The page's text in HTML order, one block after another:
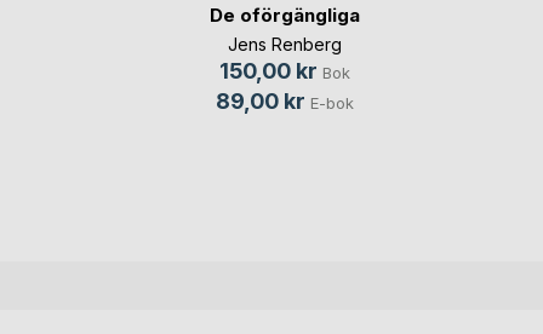
De oförgängliga
Jens Renberg
150,00 kr Bok
89,00 kr E-bok